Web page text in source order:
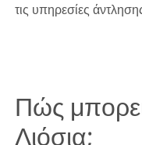
τις υπηρεσίες
Πώς
Λιόσια;